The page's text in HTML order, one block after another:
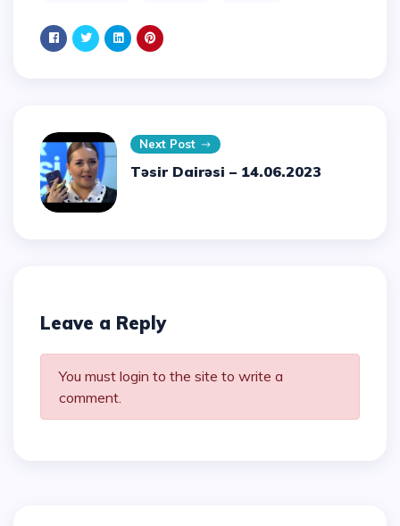
Next Post
Təsir Dairəsi – 14.06.2023
Leave a Reply
You must login to the site to write a
comment.